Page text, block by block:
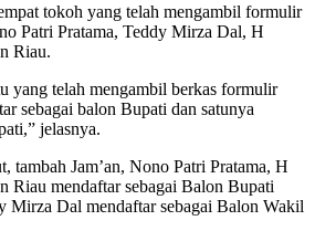
tokoh yang telah mengambil formulir
Patri Pratama, Teddy Mirza Dal, H
Riau.
yang telah mengambil berkas formulir
sebagai balon Bupati dan satunya
jelasnya.
tambah Jam’an, Nono Patri Pratama, H
Riau mendaftar sebagai Balon Bupati
Mirza Dal mendaftar sebagai Balon Wakil